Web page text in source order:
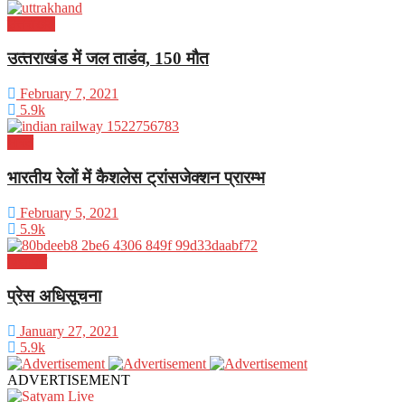
उत्‍तराखंड में जल ताडंव, 150 मौत
February 7, 2021
5.9k
भारतीय रेलों में कैशलेस ट्रांसजेक्शन प्रारम्भ
February 5, 2021
5.9k
प्रेस अधिसूचना
January 27, 2021
5.9k
ADVERTISEMENT